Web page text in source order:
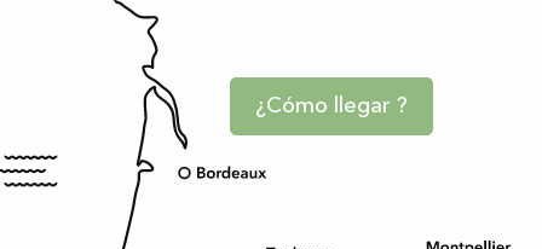
¿Cómo llegar ?